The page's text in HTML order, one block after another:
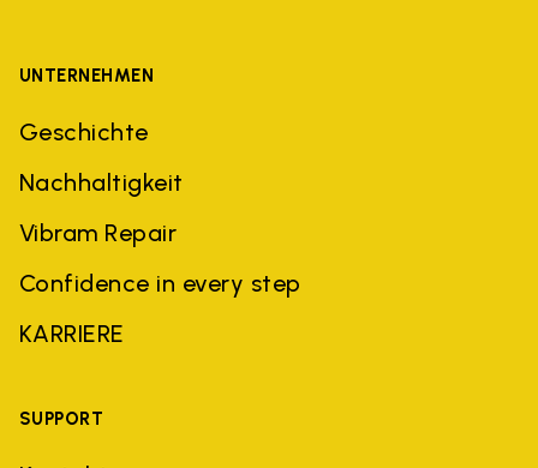
UNTERNEHMEN
Geschichte
Nachhaltigkeit
Vibram Repair
Confidence in every step
KARRIERE
SUPPORT